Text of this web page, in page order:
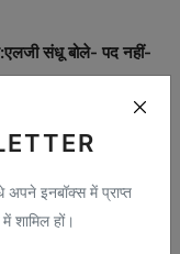
इनबॉक्स में प्राप्त
शामिल हों।
संधू बोले- पद नहीं-